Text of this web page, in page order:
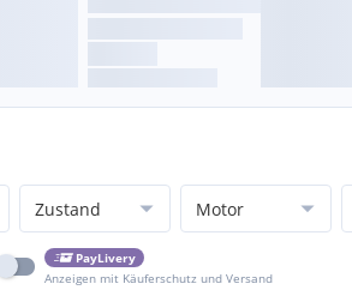
Zustand Motor
PayLivery
Anzeigen mit Käuferschutz und Versand